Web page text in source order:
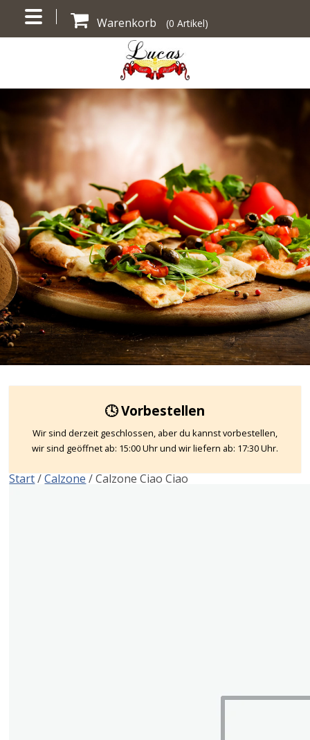
Warenkorb (0 Artikel)
🕓 Vorbestellen
Wir sind derzeit geschlossen, aber du kannst vorbestellen,
wir sind geöffnet ab: 15:00 Uhr und wir liefern ab: 17:30 Uhr.
Start/Calzone / Calzone Ciao Ciao